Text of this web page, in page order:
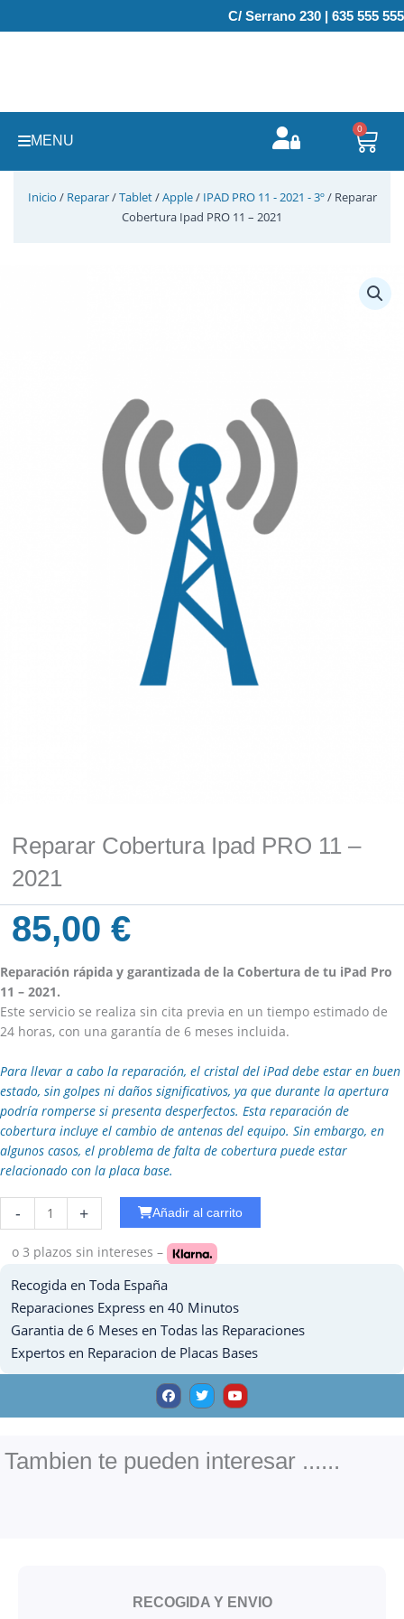
al
C/ Serrano 230 | 635 555 555
MENU
0
Inicio / Reparar/Tablet/Apple/ IPAD PRO 11 - 2021 - 3º/ Reparar
Cobertura Ipad PRO 11 – 2021
Reparar Cobertura Ipad PRO 11 –
2021
85,00€
Reparación rápida y garantizada de la Cobertura de tu iPad Pro
11 – 2021.
Este servicio se realiza sin cita previa en un tiempo estimado de
24 horas, con una garantía de 6 meses incluida.
Para llevar a cabo la reparación, el cristal del iPad debe estar en buen
estado, sin golpes ni daños significativos, ya que durante la apertura
podría romperse si presenta desperfectos. Esta reparación de
cobertura incluye el cambio de antenas del equipo. Sin embargo, en
algunos casos, el problema de falta de cobertura puede estar
relacionado con la placa base.
-
WiFi
Ipad
cantidad
+ Añadir al carrito
o 3 plazos sin intereses –
Recogida en Toda España
Reparaciones Express en 40 Minutos
Garantia de 6 Meses en Todas las Reparaciones
Expertos en Reparacion de Placas Bases
F
a
c
e
o
k
T
w
i
t
Y
o
u
t
e
Tambien te pueden interesar ......
RECOGIDA Y ENVIO